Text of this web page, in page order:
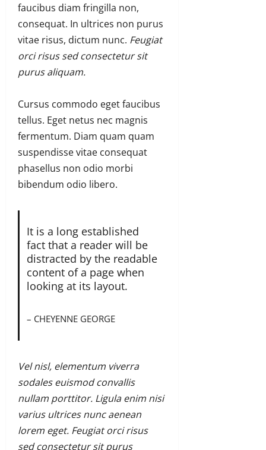
faucibus diam fringilla non,
consequat. In ultrices non purus
vitae risus, dictum nunc. Feugiat
orci risus sed consectetur sit
purus aliquam.
Cursus commodo eget faucibus
tellus. Eget netus nec magnis
fermentum. Diam quam quam
suspendisse vitae consequat
phasellus non odio morbi
bibendum odio libero.
It is a long established
fact that a reader will be
distracted by the readable
content of a page when
looking at its layout.
– CHEYENNE GEORGE
Vel nisl, elementum viverra
sodales euismod convallis
nullam porttitor. Ligula enim nisi
varius ultrices nunc aenean
lorem eget. Feugiat orci risus
sed consectetur sit purus